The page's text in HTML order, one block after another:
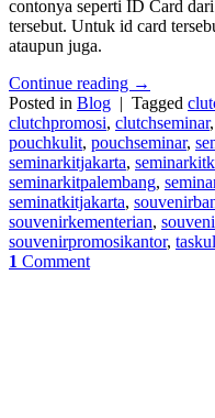
contonya seperti ID Card
tersebut. Untuk id card
ataupun juga.
Continue reading →
Posted in Blog | Tagged
clutchpromosi, clutchseminar,
pouchkulit, pouchseminar,
seminarkitjakarta,
seminarkitpalembang,
seminatkitjakarta,
souvenirkementerian,
souvenirpromosikantor,
1 Comment